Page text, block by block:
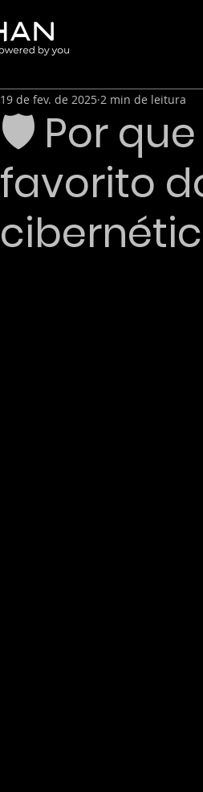
🛡️ Por que
favorito
19 de fev. de 2025 2 min de leitura